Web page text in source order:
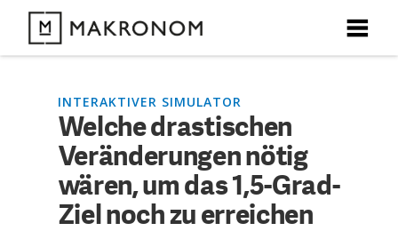
X
DEBATTEN
ARTIKEL
FEATURES
X
Unser kostenloser Newsletter informiert Sie über unsere
X
X
INTERAKTIVER SIMULATOR
Welche drastischen
Veränderungen nötig
wären, um das 1,5-Grad-
Ziel noch zu erreichen
X
KOMMENTARE ZU
Welche drastischen
Veränderungen nötig
wären, um das 1,5-Grad-